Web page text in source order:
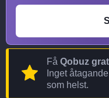
Få Qobuz
Inget
som helst.